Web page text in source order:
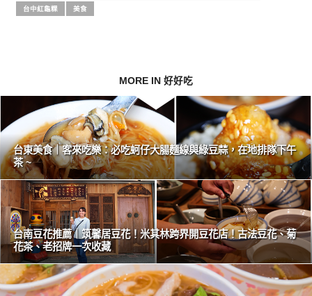
台中紅龜粿 美食
MORE IN 好好吃
台東美食｜客來吃樂：必吃蚵仔大腸麵線與綠豆蒜，在地排隊下午
茶 ~
台南豆花推薦｜筑馨居豆花！米其林跨界開豆花店！古法豆花、菊
花茶、老招牌一次收藏